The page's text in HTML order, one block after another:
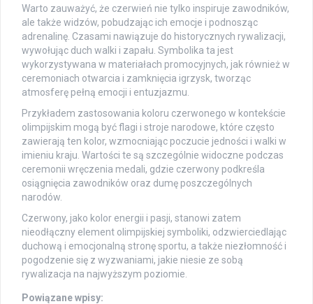
Warto zauważyć, że czerwień nie tylko inspiruje zawodników,
ale także widzów, pobudzając ich emocje i podnosząc
adrenalinę. Czasami nawiązuje do historycznych rywalizacji,
wywołując duch walki i zapału. Symbolika ta jest
wykorzystywana w materiałach promocyjnych, jak również w
ceremoniach otwarcia i zamknięcia igrzysk, tworząc
atmosferę pełną emocji i entuzjazmu.
Przykładem zastosowania koloru czerwonego w kontekście
olimpijskim mogą być flagi i stroje narodowe, które często
zawierają ten kolor, wzmocniając poczucie jedności i walki w
imieniu kraju. Wartości te są szczególnie widoczne podczas
ceremonii wręczenia medali, gdzie czerwony podkreśla
osiągnięcia zawodników oraz dumę poszczególnych
narodów.
Czerwony, jako kolor energii i pasji, stanowi zatem
nieodłączny element olimpijskiej symboliki, odzwierciedlając
duchową i emocjonalną stronę sportu, a także niezłomność i
pogodzenie się z wyzwaniami, jakie niesie ze sobą
rywalizacja na najwyższym poziomie.
Powiązane wpisy: